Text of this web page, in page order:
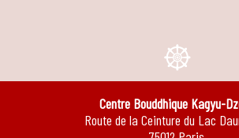
e
Centre Bouddhique Kagyu-
Route de la Ceinture du Lac